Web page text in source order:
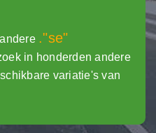
."se"
in honderden andere
variatie's van